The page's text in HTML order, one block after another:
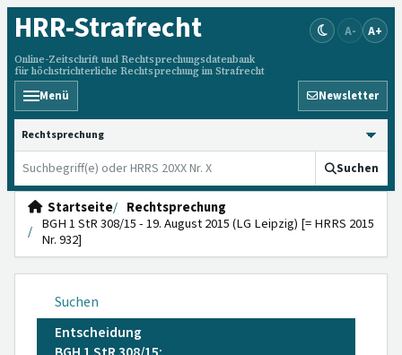
HRR-Strafrecht
Online-Zeitschrift und Rechtsprechungsdatenbank
für höchstrichterliche Rechtsprechung im Strafrecht
A- A+
Menü Newsletter
HRRS durchsuchen
Suchen
Startseite
Rechtsprechung
BGH 1 StR 308/15 - 19. August 2015 (LG Leipzig) [= HRRS 2015
Nr. 932]
Suchen
Entscheidung